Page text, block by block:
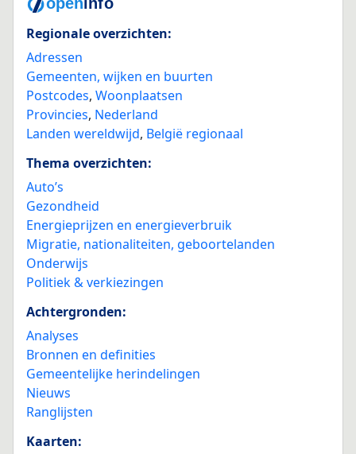
Regionale overzichten:
Adressen
Gemeenten, wijken en buurten
Postcodes, Woonplaatsen
Provincies, Nederland
Landen wereldwijd, België regionaal
Thema overzichten:
Auto’s
Gezondheid
Energieprijzen en energieverbruik
Migratie, nationaliteiten, geboortelanden
Onderwijs
Politiek & verkiezingen
Achtergronden:
Analyses
Bronnen en definities
Gemeentelijke herindelingen
Nieuws
Ranglijsten
Kaarten: